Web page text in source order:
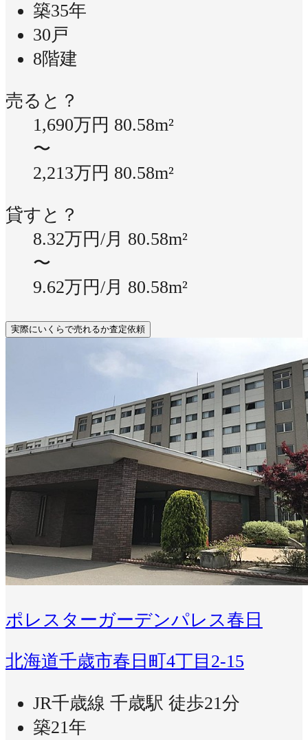
築35年
30戸
8階建
売ると？
1,690万円 80.58m²
〜
2,213万円 80.58m²
貸すと？
8.32万円/月 80.58m²
〜
9.62万円/月 80.58m²
実際にいくらで売れるか査定依頼
ポレスターガーデンパレス春日
北海道千歳市春日町4丁目2-15
JR千歳線 千歳駅 徒歩21分
築21年